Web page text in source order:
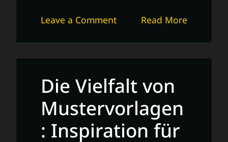
Read More
Leave a Commenton
Lebenslaufvorlage
in
Professionell
praktisch
für
Ihre
Die Vielfalt von
Mustervorlagen
: Inspiration für